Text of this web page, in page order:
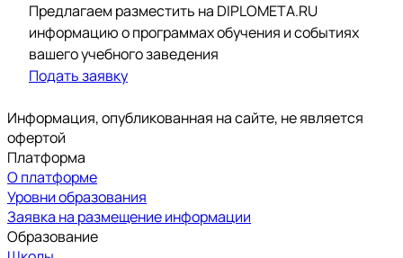
Предлагаем разместить на DIPLOMETA.RU
информацию о программах обучения и событиях
вашего учебного заведения
Подать заявку
Информация, опубликованная на сайте, не является
офертой
Платформа
О платформе
Уровни образования
Заявка на размещение информации
Образование